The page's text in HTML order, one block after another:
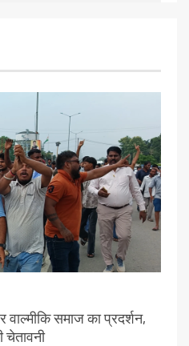
वाल्मीकि समाज का प्रदर्शन,
चेतावनी